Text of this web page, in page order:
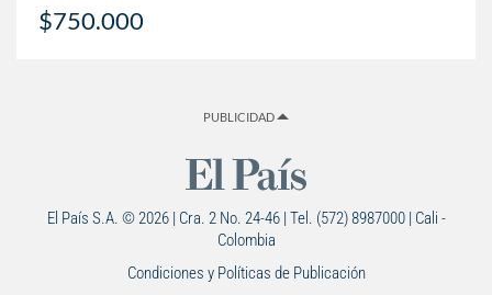
$750.000
PUBLICIDAD
El País S.A. © 2026 | Cra. 2 No. 24-46 | Tel. (572) 8987000 | Cali -
Colombia
Condiciones y Políticas de Publicación